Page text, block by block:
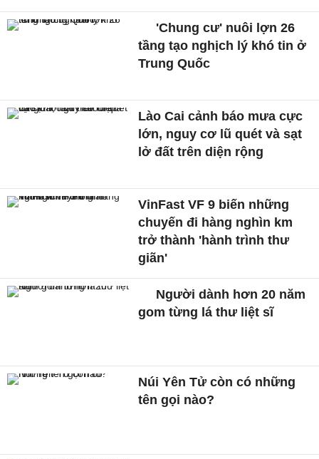
'Chung cư' nuôi lợn 26
tầng tạo nghịch lý khó tin ở
Trung Quốc
Lào Cai cảnh báo mưa cực
lớn, nguy cơ lũ quét và sạt
lở đất trên diện rộng
VinFast VF 9 biến những
chuyến đi hàng nghìn km
trở thành 'hành trình thư
giãn'
Người dành hơn 20 năm
gom từng lá thư liệt sĩ
Núi Yên Tử còn có những
tên gọi nào?